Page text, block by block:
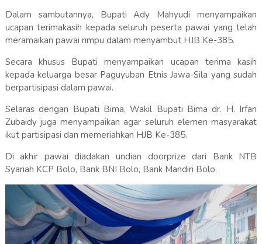
Dalam sambutannya, Bupati Ady Mahyudi menyampaikan
ucapan terimakasih kepada seluruh peserta pawai yang telah
meramaikan pawai rimpu dalam menyambut HJB Ke-385.
Secara khusus Bupati menyampaikan ucapan terima kasih
kepada keluarga besar Paguyuban Etnis Jawa-Sila yang sudah
berpartisipasi dalam pawai.
Selaras dengan Bupati Bima, Wakil Bupati Bima dr. H. Irfan
Zubaidy juga menyampaikan agar seluruh elemen masyarakat
ikut partisipasi dan memeriahkan HJB Ke-385.
Di akhir pawai diadakan undian doorprize dari Bank NTB
Syariah KCP Bolo, Bank BNI Bolo, Bank Mandiri Bolo.